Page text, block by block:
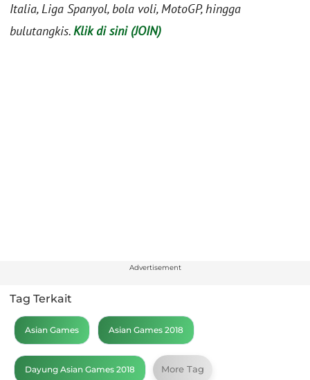
Italia, Liga Spanyol, bola voli, MotoGP, hingga
bulutangkis.Klik di sini (JOIN)
Advertisement
Tag Terkait
Asian Games Asian Games 2018
Dayung Asian Games 2018 More Tag